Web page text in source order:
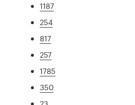
1187
254
817
257
1785
350